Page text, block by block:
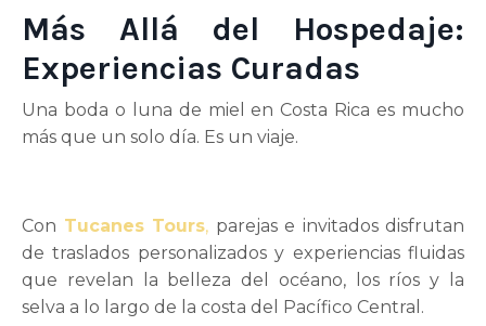
Más Allá del Hospedaje:
Experiencias Curadas
Una boda o luna de miel en Costa Rica es mucho
más que un solo día. Es un viaje.
Con Tucanes Tours, parejas e invitados disfrutan
de traslados personalizados y experiencias fluidas
que revelan la belleza del océano, los ríos y la
selva a lo largo de la costa del Pacífico Central.